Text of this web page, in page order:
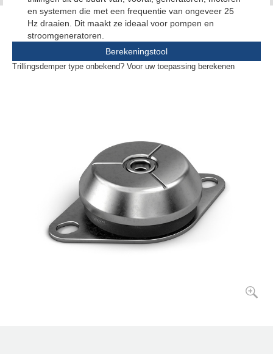
en systemen die met een frequentie van ongeveer 25
Hz draaien. Dit maakt ze ideaal voor pompen en
stroomgeneratoren.
Berekeningstool
Trillingsdemper type onbekend? Voor uw toepassing berekenen